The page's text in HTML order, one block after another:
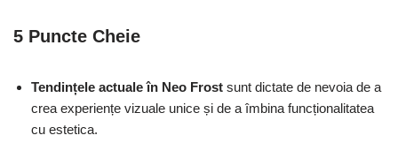
5 Puncte Cheie
Tendințele actuale în Neo Frost sunt dictate de nevoia de a
crea experiențe vizuale unice și de a îmbina funcționalitatea
cu estetica.